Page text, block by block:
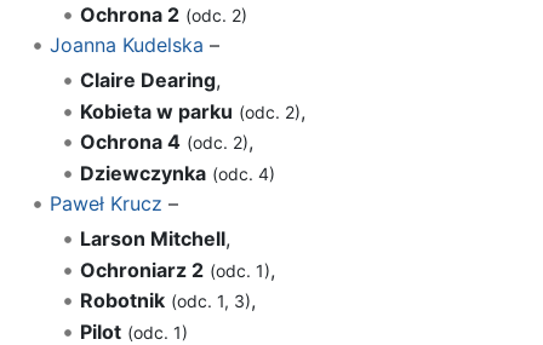
Ochrona 2 (odc. 2)
Joanna Kudelska –
Claire Dearing,
Kobieta w parku (odc. 2),
Ochrona 4 (odc. 2),
Dziewczynka (odc. 4)
Paweł Krucz –
Larson Mitchell,
Ochroniarz 2 (odc. 1),
Robotnik (odc. 1, 3),
Pilot (odc. 1)